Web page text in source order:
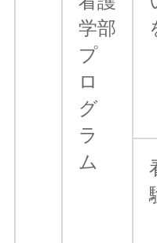
学部
プ
ロ
グ
ラ
ム